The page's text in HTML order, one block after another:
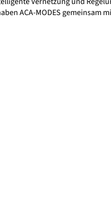
ACA-MODES gemeinsam